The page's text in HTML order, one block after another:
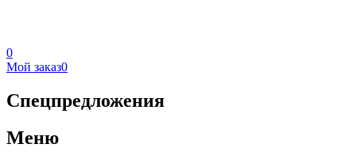
0
Мой заказ0
Спецпредложения
Меню